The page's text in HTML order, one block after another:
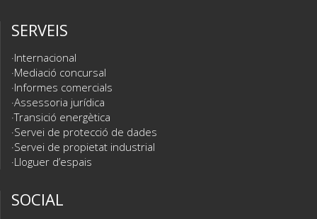
SERVEIS
Internacional
Mediació concursal
Informes comercials
Assessoria jurídica
Transició energètica
Servei de protecció de dades
Servei de propietat industrial
Lloguer d’espais
SOCIAL